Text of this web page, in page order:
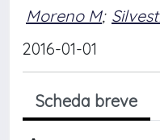
Moreno M;
2016-01-01
Scheda breve